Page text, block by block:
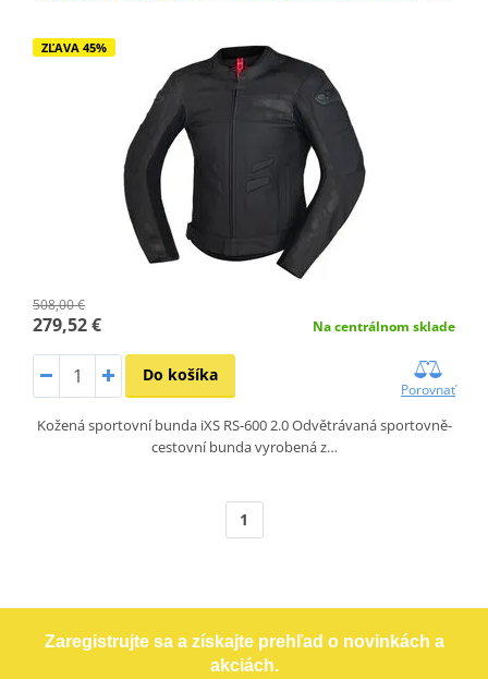
ZĽAVA 45%
508,00 €
279,52 € Na centrálnom sklade
Do košíka
Porovnať
Kožená sportovní bunda iXS RS-600 2.0 Odvětrávaná sportovně-
cestovní bunda vyrobená z…
1
Zaregistrujte sa a získajte prehľad o novinkách a
akciách.